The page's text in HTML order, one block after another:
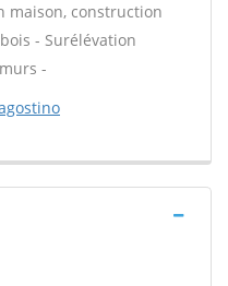
maison, construction
- Surélévation
-